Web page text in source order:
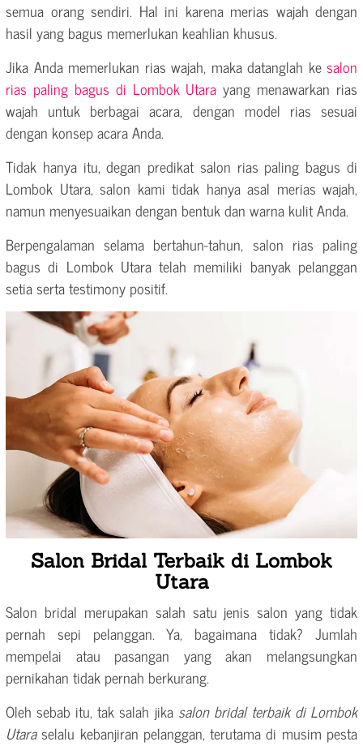
semua orang sendiri. Hal ini karena merias wajah dengan
hasil yang bagus memerlukan keahlian khusus.
Jika Anda memerlukan rias wajah, maka datanglah ke salon
rias paling bagus di Lombok Utara yang menawarkan rias
wajah untuk berbagai acara, dengan model rias sesuai
dengan konsep acara Anda.
Tidak hanya itu, degan predikat salon rias paling bagus di
Lombok Utara, salon kami tidak hanya asal merias wajah,
namun menyesuaikan dengan bentuk dan warna kulit Anda.
Berpengalaman selama bertahun-tahun, salon rias paling
bagus di Lombok Utara telah memiliki banyak pelanggan
setia serta testimony positif.
Salon Bridal Terbaik di Lombok
Utara
Salon bridal merupakan salah satu jenis salon yang tidak
pernah sepi pelanggan. Ya, bagaimana tidak? Jumlah
mempelai atau pasangan yang akan melangsungkan
pernikahan tidak pernah berkurang.
Oleh sebab itu, tak salah jika salon bridal terbaik di Lombok
Utaraselalu kebanjiran pelanggan, terutama di musim pesta